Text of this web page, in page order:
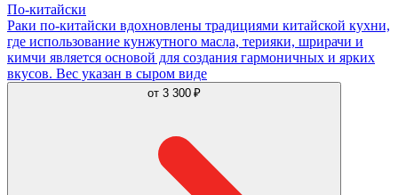
По-китайски
Раки по-китайски вдохновлены традициями китайской кухни,
где использование кунжутного масла, терияки, шрирачи и
кимчи является основой для создания гармоничных и ярких
вкусов. Вес указан в сыром виде
от 3 300 ₽